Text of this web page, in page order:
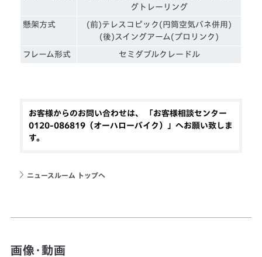
グトレーリング
懸架方式
(前)テレスコピック(円筒空気バネ併用)
(後)スイングアーム(プロリンク)
フレーム形式 セミダブルクレードル
お客様からのお問い合わせは、 「お客様相談センター
0120-086819（オーハローバイク）」へお願い致しま
す。
ニュースルーム トップへ
画像・動画